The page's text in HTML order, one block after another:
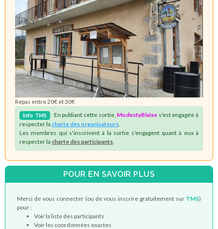
Repas entre 20€ et 30€
Info TMS En publiant cette sortie, ModestyBlaise s'est engagée à
respecter la charte des organisateurs
Les membres qui s'inscrivent à la sortie s'engagent quant à eux à
respecter la charte des participants
POUR EN SAVOIR PLUS
Merci de vous connecter (ou de vous inscrire gratuitement sur TMS)
pour :
Voir la liste des participants
Voir les coordonnées exactes